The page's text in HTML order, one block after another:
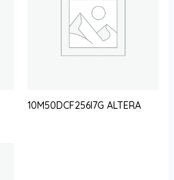
10M50DCF256I7G ALTERA